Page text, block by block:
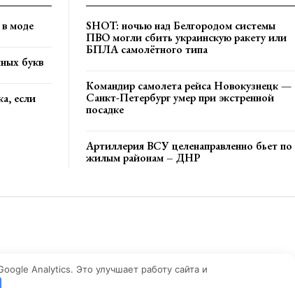
моде
букв
если
SHOT: ночью над Белгородом системы
ПВО могли сбить украинскую ракету или
БПЛА самолётного типа
Командир самолета рейса Новокузнецк —
Санкт-Петербург умер при экстренной
посадке
Артиллерия ВСУ целенаправленно бьет по
жилым районам – ДНР
Analytics. Это улучшает работу сайта и